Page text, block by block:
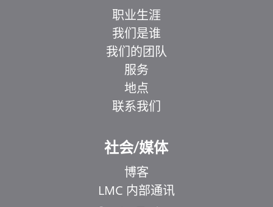
职业生涯
我们是谁
我们的团队
服务
地点
联系我们
社会/媒体
博客
LMC 内部通讯